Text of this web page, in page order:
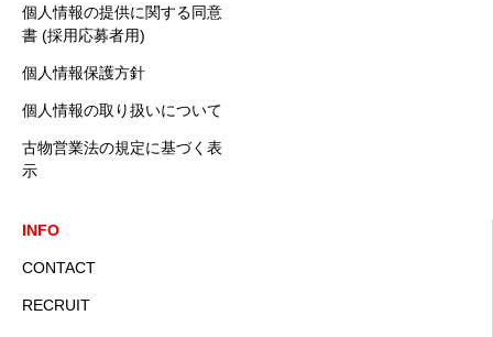
個人情報の提供に関する同意
書 (採用応募者用)
個人情報保護方針
個人情報の取り扱いについて
古物営業法の規定に基づく表
示
INFO
CONTACT
RECRUIT